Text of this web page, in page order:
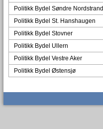
Politikk Bydel Søndre Nordstrand
Politikk Bydel St. Hanshaugen
Politikk Bydel Stovner
Politikk Bydel Ullern
Politikk Bydel Vestre Aker
Politikk Bydel Østensjø